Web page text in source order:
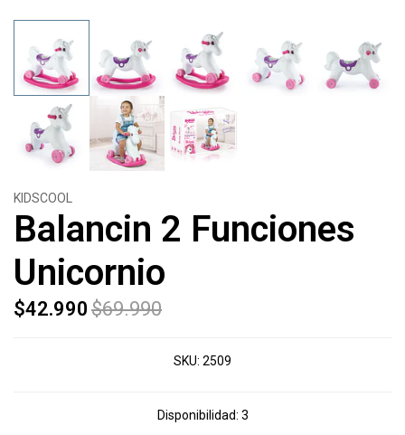
KIDSCOOL
Balancin 2 Funciones
Unicornio
$42.990 $69.990
SKU: 2509
Disponibilidad: 3